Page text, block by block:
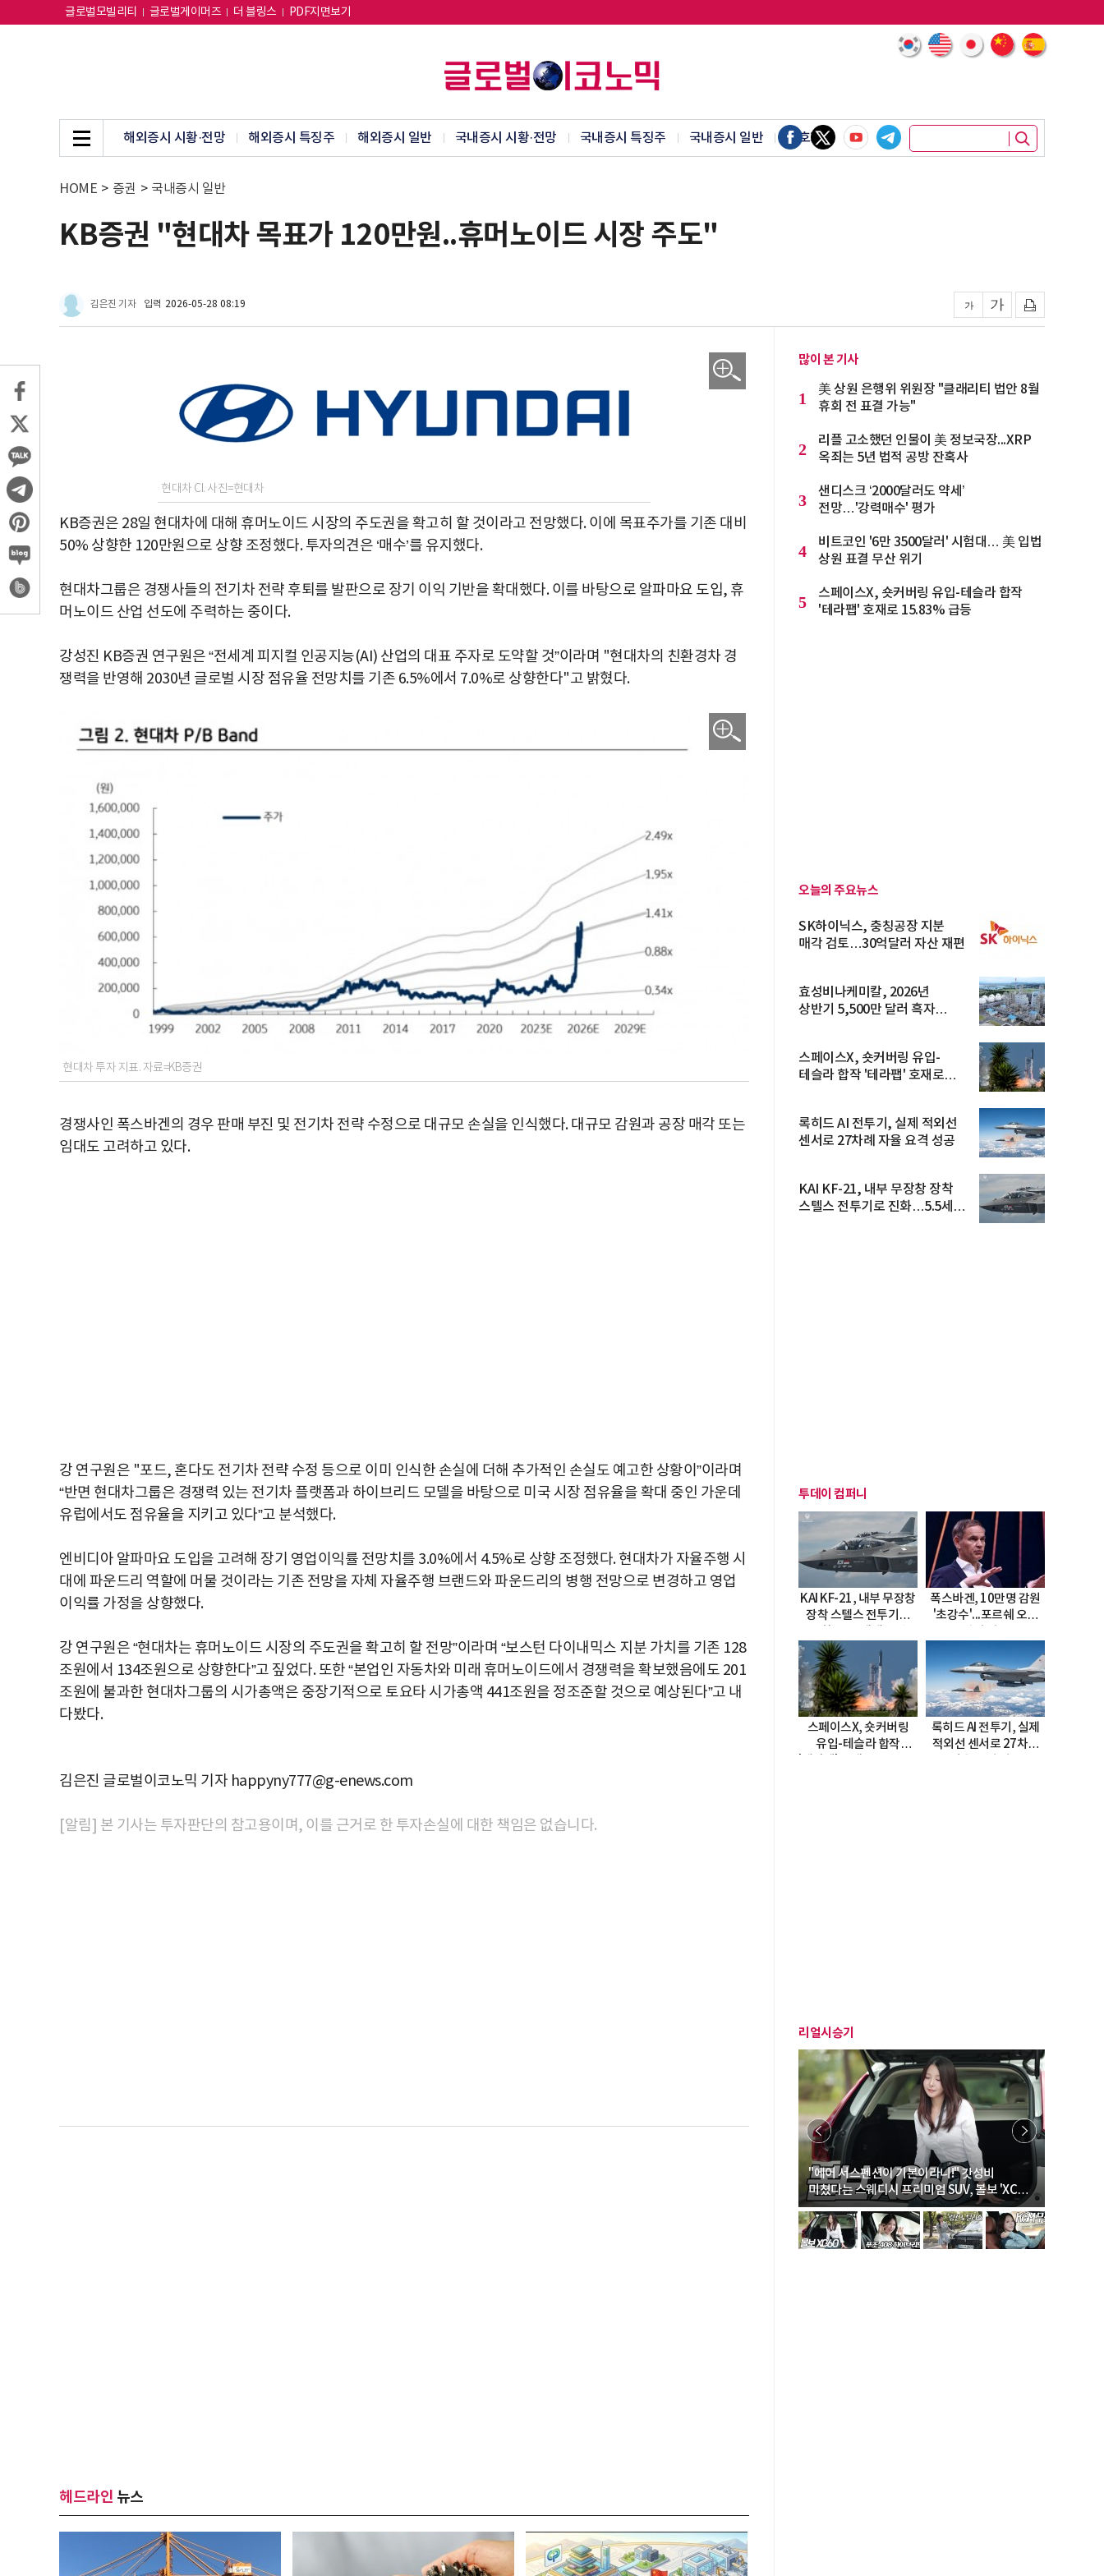
글로벌모빌리티 글로벌게이머즈 더 블링스 PDF지면보기
해외증시 시황·전망 해외증시 특징주 해외증시 일반 국내증시 시황·전망 국내증시 특징주 국내증시 일반 암호화폐
HOME > 증권 > 국내증시 일반
KB증권 "현대차 목표가 120만원..휴머노이드 시장 주도"
김은진 기자 입력 2026-05-28 08:19
현대차 CI. 사진=현대차
KB증권은 28일 현대차에 대해 휴머노이드 시장의 주도권을 확고히 할 것이라고 전망했다. 이에 목표주가를 기존 대비
50% 상향한 120만원으로 상향 조정했다. 투자의견은 ‘매수’를 유지했다.
현대차그룹은 경쟁사들의 전기차 전략 후퇴를 발판으로 장기 이익 기반을 확대했다. 이를 바탕으로 알파마요 도입, 휴
머노이드 산업 선도에 주력하는 중이다.
강성진 KB증권 연구원은 “전세계 피지컬 인공지능(AI) 산업의 대표 주자로 도약할 것”이라며 "현대차의 친환경차 경
쟁력을 반영해 2030년 글로벌 시장 점유율 전망치를 기존 6.5%에서 7.0%로 상향한다"고 밝혔다.
현대차 투자 지표. 자료=KB증권
경쟁사인 폭스바겐의 경우 판매 부진 및 전기차 전략 수정으로 대규모 손실을 인식했다. 대규모 감원과 공장 매각 또는
임대도 고려하고 있다.
강 연구원은 "포드, 혼다도 전기차 전략 수정 등으로 이미 인식한 손실에 더해 추가적인 손실도 예고한 상황이”이라며
“반면 현대차그룹은 경쟁력 있는 전기차 플랫폼과 하이브리드 모델을 바탕으로 미국 시장 점유율을 확대 중인 가운데
유럽에서도 점유율을 지키고 있다”고 분석했다.
엔비디아 알파마요 도입을 고려해 장기 영업이익률 전망치를 3.0%에서 4.5%로 상향 조정했다. 현대차가 자율주행 시
대에 파운드리 역할에 머물 것이라는 기존 전망을 자체 자율주행 브랜드와 파운드리의 병행 전망으로 변경하고 영업
이익률 가정을 상향했다.
강 연구원은 “현대차는 휴머노이드 시장의 주도권을 확고히 할 전망”이라며 “보스턴 다이내믹스 지분 가치를 기존 128
조원에서 134조원으로 상향한다”고 짚었다. 또한 “본업인 자동차와 미래 휴머노이드에서 경쟁력을 확보했음에도 201
조원에 불과한 현대차그룹의 시가총액은 중장기적으로 토요타 시가총액 441조원을 정조준할 것으로 예상된다”고 내
다봤다.
김은진 글로벌이코노믹 기자 happyny777@g-enews.com
[알림] 본 기사는 투자판단의 참고용이며, 이를 근거로 한 투자손실에 대한 책임은 없습니다.
헤드라인 뉴스
많이 본 기사
1
美 상원 은행위 위원장 "클래리티 법안 8월
휴회 전 표결 가능"
2
리플 고소했던 인물이 美 정보국장...XRP
옥죄는 5년 법적 공방 잔혹사
3
샌디스크 ‘2000달러도 약세’
전망…'강력매수' 평가
4
비트코인 '6만 3500달러' 시험대… 美 입법
상원 표결 무산 위기
5
스페이스X, 숏커버링 유입-테슬라 합작
'테라팹' 호재로 15.83% 급등
오늘의 주요뉴스
SK하이닉스, 충칭공장 지분
매각 검토…30억달러 자산 재편
효성비나케미칼, 2026년
상반기 5,500만 달러 흑자
스페이스X, 숏커버링 유입-
테슬라 합작 '테라팹' 호재로
록히드 AI 전투기, 실제 적외선
센서로 27차례 자율 요격 성공
KAI KF-21, 내부 무장창 장착
스텔스 전투기로 진화…5.5세대
투데이 컴퍼니
KAI KF-21, 내부 무장창
장착 스텔스 전투기로
폭스바겐, 10만명 감원
'초강수'...포르쉐 오너
스페이스X, 숏커버링
유입-테슬라 합작
록히드 AI 전투기, 실제
적외선 센서로 27차례
리얼시승기
"에어 서스펜션이 기본이라니!" 갓성비
미쳤다는 스웨디시 프리미엄 SUV, 볼보 'XC60
B5 울트라'